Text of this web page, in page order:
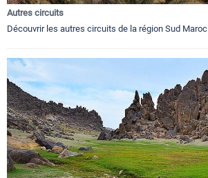
Autres circuits
Découvrir les autres circuits de la région Sud Maroc